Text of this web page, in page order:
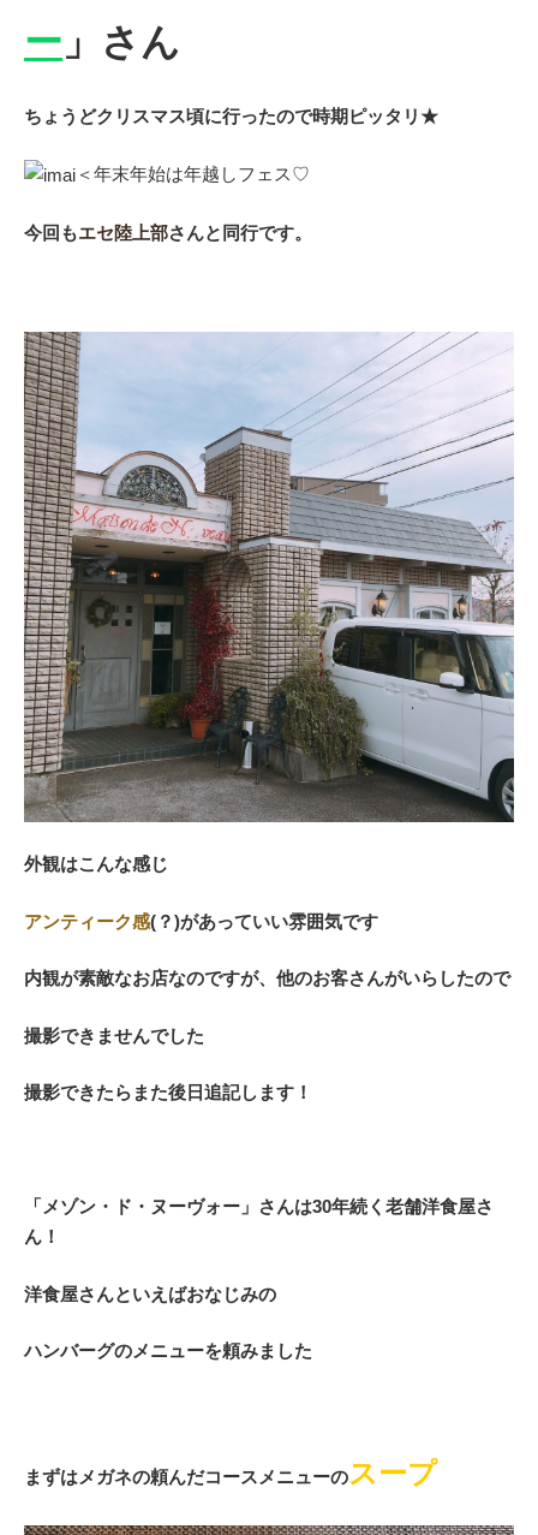
ー 」 さん
ちょうどクリスマス頃に行ったので時期ピッタリ★
＜年末年始は年越しフェス♡
今回もエセ陸上部さんと同行です。
外観はこんな感じ
アンティーク感(？)があっていい雰囲気です
内観が素敵なお店なのですが、他のお客さんがいらしたので
撮影できませんでした
撮影できたらまた後日追記します！
「メゾン・ド・ヌーヴォー」さんは30年続く老舗洋食屋さ
ん！
洋食屋さんといえばおなじみの
ハンバーグのメニューを頼みました
まずはメガネの頼んだコースメニューのスープ